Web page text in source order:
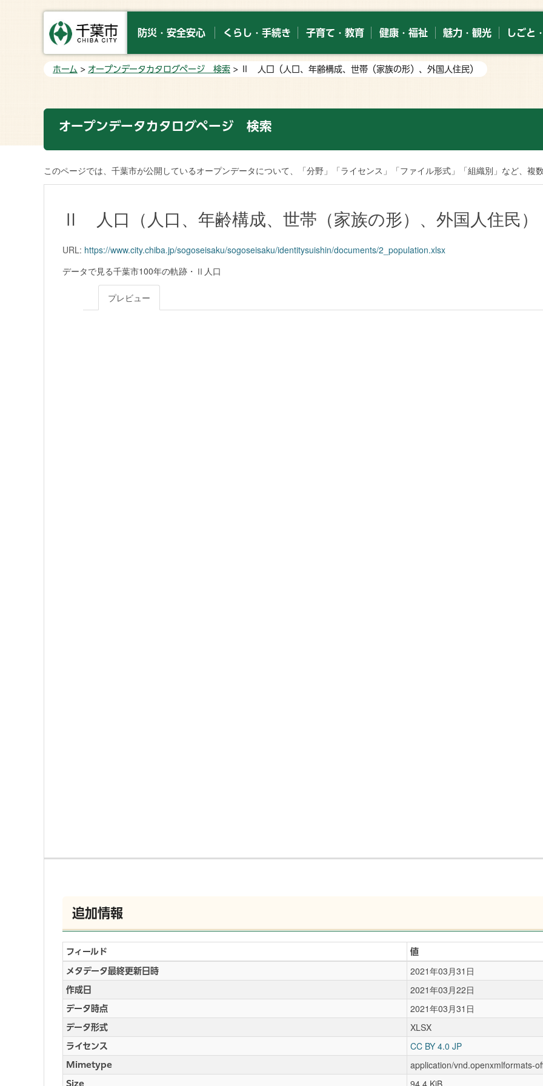
防災・安全安心 くらし・手続き 子育て・教育 健康・福祉 魅力・観光 しごと
ホーム > オープンデータカタログページ 検索 > Ⅱ 人口（人口、年齢構成、世帯（家族の形）、外国人住民）
オープンデータカタログページ 検索
このページでは、千葉市が公開しているオープンデータについて、「分野」「ライセンス」「ファイル形式」「組織別」など、複
Ⅱ 人口（人口、年齢構成、世帯（家族の形）、外国人住民）
URL: https://www.city.chiba.jp/sogoseisaku/sogoseisaku/identitysuishin/documents/2_population.xlsx
データで見る千葉市100年の軌跡・Ⅱ人口
プレビュー
追加情報
フィールド 値
メタデータ最終更新日時 2021年03月31日
作成日 2021年03月22日
データ時点 2021年03月31日
データ形式 XLSX
ライセンス CC BY 4.0 JP
Mimetype application/vnd.openxmlformats-
Size 94.4 KiB